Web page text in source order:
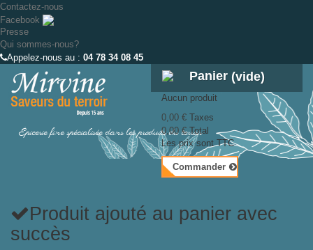
Contactez-nous
Facebook
Presse
Qui sommes-nous?
Appelez-nous au : 04 78 34 08 45
Épicerie fine spécialisée dans les produits du terroir
Panier (vide)
Aucun produit
0,00 € Taxes
0,00 € Total
Les prix sont TTC
Commander
Produit ajouté au panier avec
succès